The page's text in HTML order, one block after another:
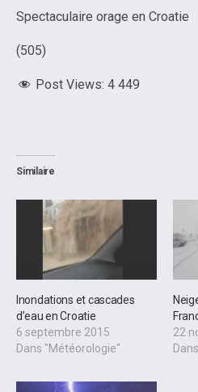
Spectaculaire orage en Croatie
(505)
Post Views: 4 449
Similaire
Inondations et cascades
d’eau en Croatie
6 septembre 2015
Dans "Météorologie"
22